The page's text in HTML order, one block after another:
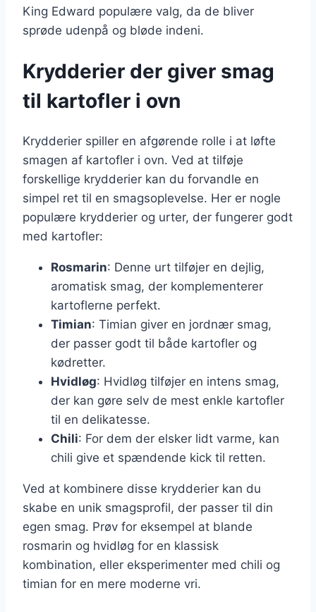
King Edward populære valg, da de bliver
sprøde udenpå og bløde indeni.
Krydderier der giver smag
til kartofler i ovn
Krydderier spiller en afgørende rolle i at løfte
smagen af kartofler i ovn. Ved at tilføje
forskellige krydderier kan du forvandle en
simpel ret til en smagsoplevelse. Her er nogle
populære krydderier og urter, der fungerer godt
med kartofler:
Rosmarin: Denne urt tilføjer en dejlig,
aromatisk smag, der komplementerer
kartoflerne perfekt.
Timian: Timian giver en jordnær smag,
der passer godt til både kartofler og
kødretter.
Hvidløg: Hvidløg tilføjer en intens smag,
der kan gøre selv de mest enkle kartofler
til en delikatesse.
Chili: For dem der elsker lidt varme, kan
chili give et spændende kick til retten.
Ved at kombinere disse krydderier kan du
skabe en unik smagsprofil, der passer til din
egen smag. Prøv for eksempel at blande
rosmarin og hvidløg for en klassisk
kombination, eller eksperimenter med chili og
timian for en mere moderne vri.